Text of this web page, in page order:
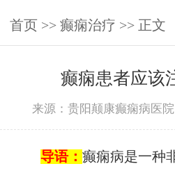
首页 >> 癫痫治疗 >> 正文
癫痫患者应该
来源：贵阳颠康癫痫病医院
导语：癫痫病是一种